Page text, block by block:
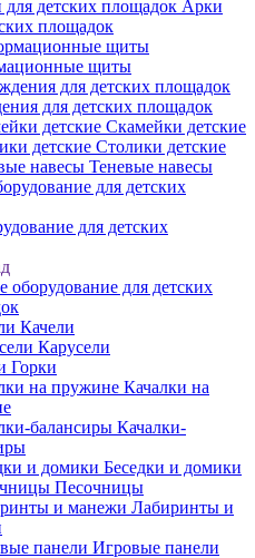
Арки
площадок
щиты
для детских площадок
Скамейки детские
Столики детские
Теневые навесы
для детских
оборудование для детских
Качели
Карусели
Горки
Качалки на
Качалки-
Беседки и домики
Песочницы
Лабиринты и
Игровые панели